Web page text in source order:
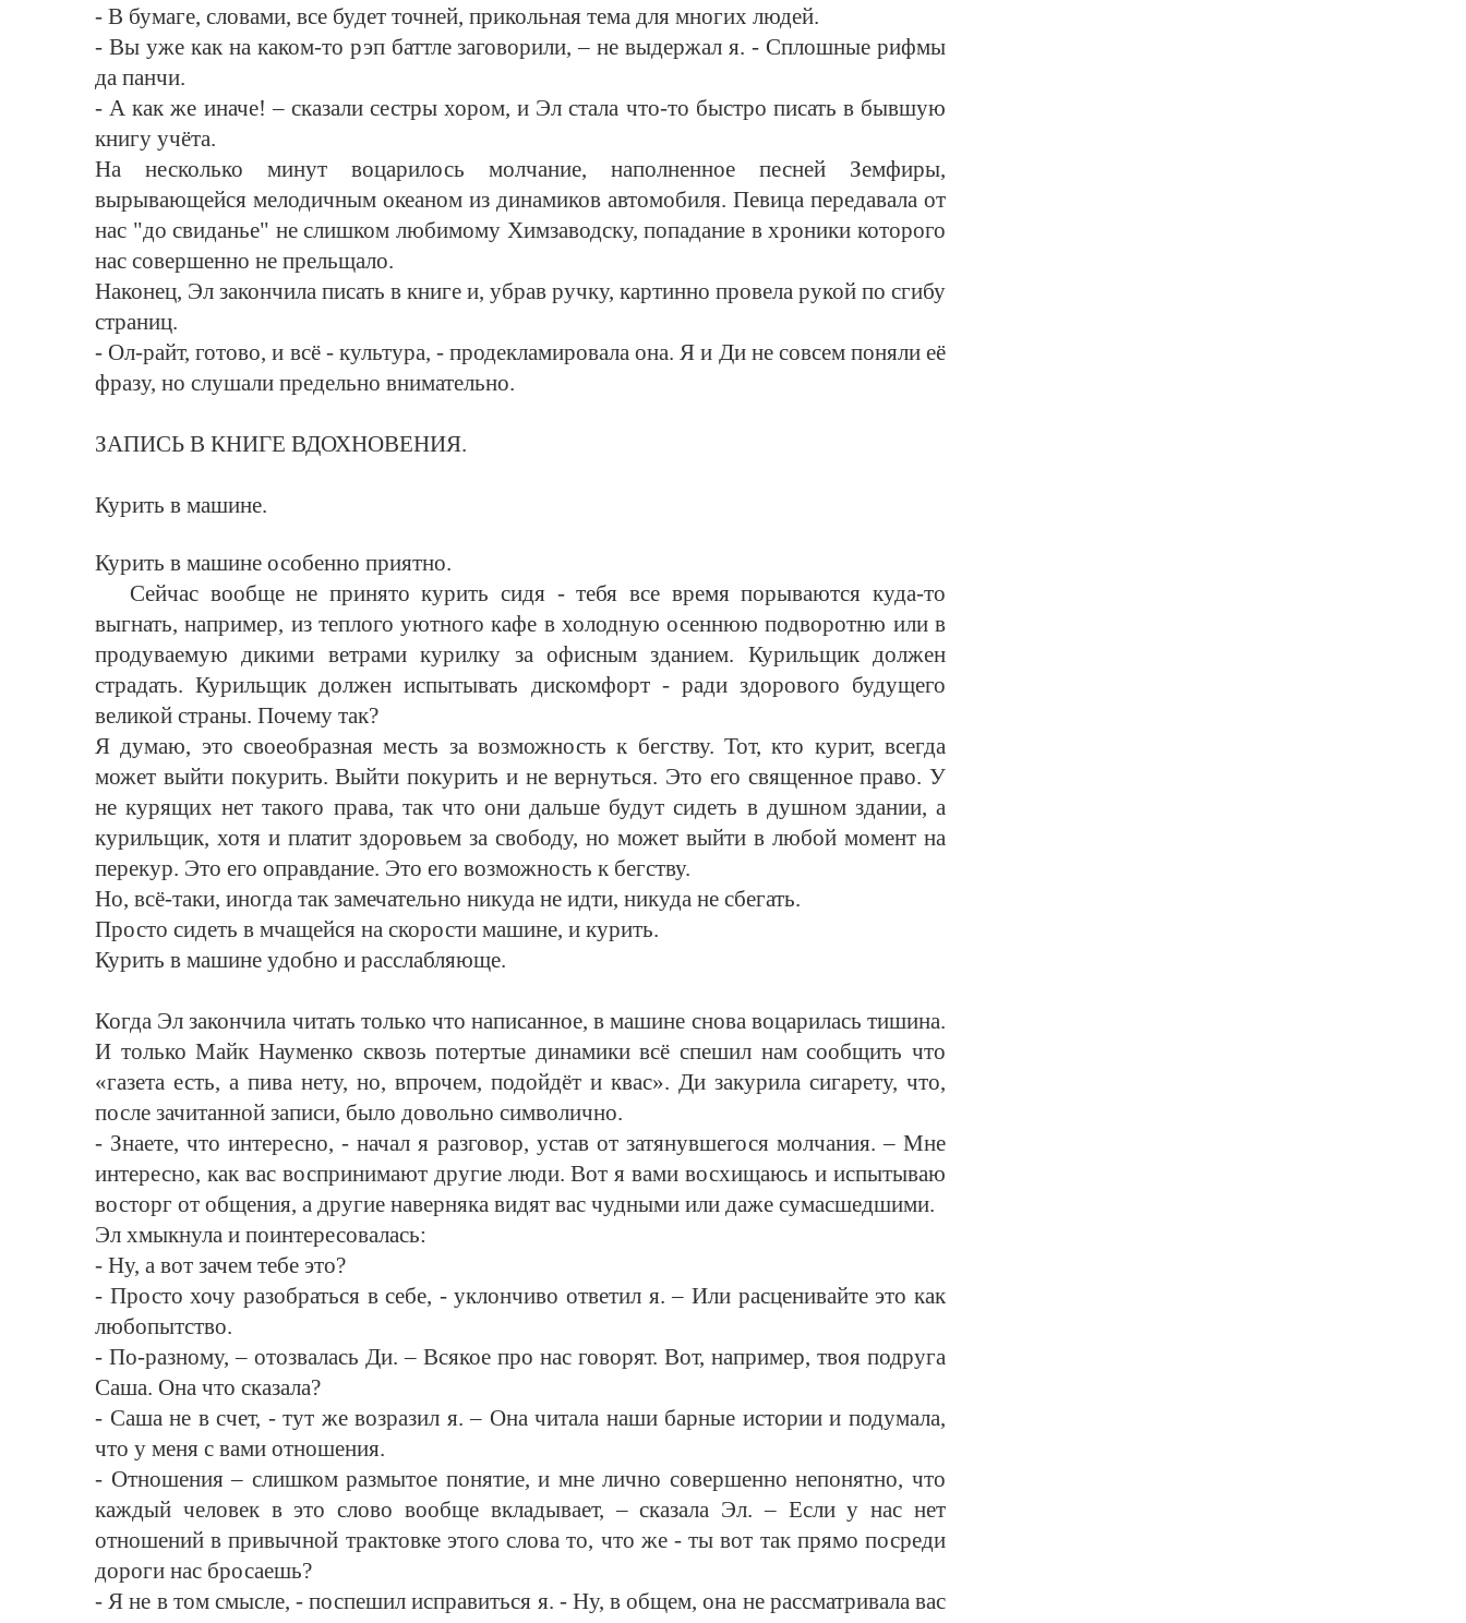
- В бумаге, словами, все будет точней, прикольная тема для многих людей.
- Вы уже как на каком-то рэп баттле заговорили, – не выдержал я. - Сплошные рифмы
да панчи.
- А как же иначе! – сказали сестры хором, и Эл стала что-то быстро писать в бывшую
книгу учёта.
На несколько минут воцарилось молчание, наполненное песней Земфиры,
вырывающейся мелодичным океаном из динамиков автомобиля. Певица передавала от
нас "до свиданье" не слишком любимому Химзаводску, попадание в хроники которого
нас совершенно не прельщало.
Наконец, Эл закончила писать в книге и, убрав ручку, картинно провела рукой по сгибу
страниц.
- Ол-райт, готово, и всё - культура, - продекламировала она. Я и Ди не совсем поняли её
фразу, но слушали предельно внимательно.
ЗАПИСЬ В КНИГЕ ВДОХНОВЕНИЯ.
Курить в машине.
Курить в машине особенно приятно.
Сейчас вообще не принято курить сидя - тебя все время порываются куда-то
выгнать, например, из теплого уютного кафе в холодную осеннюю подворотню или в
продуваемую дикими ветрами курилку за офисным зданием. Курильщик должен
страдать. Курильщик должен испытывать дискомфорт - ради здорового будущего
великой страны. Почему так?
Я думаю, это своеобразная месть за возможность к бегству. Тот, кто курит, всегда
может выйти покурить. Выйти покурить и не вернуться. Это его священное право. У
не курящих нет такого права, так что они дальше будут сидеть в душном здании, а
курильщик, хотя и платит здоровьем за свободу, но может выйти в любой момент на
перекур. Это его оправдание. Это его возможность к бегству.
Но, всё-таки, иногда так замечательно никуда не идти, никуда не сбегать.
Просто сидеть в мчащейся на скорости машине, и курить.
Курить в машине удобно и расслабляюще.
Когда Эл закончила читать только что написанное, в машине снова воцарилась тишина.
И только Майк Науменко сквозь потертые динамики всё спешил нам сообщить что
«газета есть, а пива нету, но, впрочем, подойдёт и квас». Ди закурила сигарету, что,
после зачитанной записи, было довольно символично.
- Знаете, что интересно, - начал я разговор, устав от затянувшегося молчания. – Мне
интересно, как вас воспринимают другие люди. Вот я вами восхищаюсь и испытываю
восторг от общения, а другие наверняка видят вас чудными или даже сумасшедшими.
Эл хмыкнула и поинтересовалась:
- Ну, а вот зачем тебе это?
- Просто хочу разобраться в себе, - уклончиво ответил я. – Или расценивайте это как
любопытство.
- По-разному, – отозвалась Ди. – Всякое про нас говорят. Вот, например, твоя подруга
Саша. Она что сказала?
- Саша не в счет, - тут же возразил я. – Она читала наши барные истории и подумала,
что у меня с вами отношения.
- Отношения – слишком размытое понятие, и мне лично совершенно непонятно, что
каждый человек в это слово вообще вкладывает, – сказала Эл. – Если у нас нет
отношений в привычной трактовке этого слова то, что же - ты вот так прямо посреди
дороги нас бросаешь?
- Я не в том смысле, - поспешил исправиться я. - Ну, в общем, она не рассматривала вас